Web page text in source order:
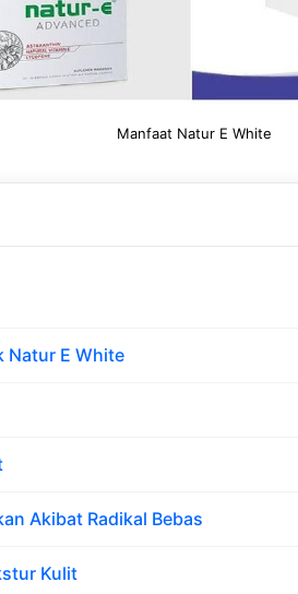
Manfaat Natur E White
Natur E White
Akibat Radikal Bebas
Kulit